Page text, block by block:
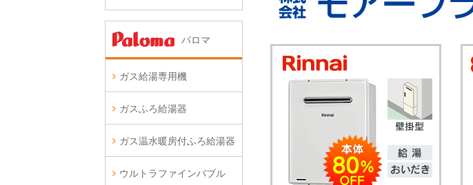
パロマ
ガス給湯専用機
ガスふろ給湯器
ガス温水暖房付ふろ給湯器
ウルトラファインバブル